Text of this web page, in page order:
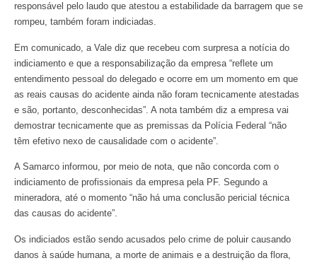
responsável pelo laudo que atestou a estabilidade da barragem que se
rompeu, também foram indiciadas.
Em comunicado, a Vale diz que recebeu com surpresa a notícia do
indiciamento e que a responsabilização da empresa “reflete um
entendimento pessoal do delegado e ocorre em um momento em que
as reais causas do acidente ainda não foram tecnicamente atestadas
e são, portanto, desconhecidas”. A nota também diz a empresa vai
demostrar tecnicamente que as premissas da Polícia Federal “não
têm efetivo nexo de causalidade com o acidente”.
A Samarco informou, por meio de nota, que não concorda com o
indiciamento de profissionais da empresa pela PF. Segundo a
mineradora, até o momento “não há uma conclusão pericial técnica
das causas do acidente”.
Os indiciados estão sendo acusados pelo crime de poluir causando
danos à saúde humana, a morte de animais e a destruição da flora,